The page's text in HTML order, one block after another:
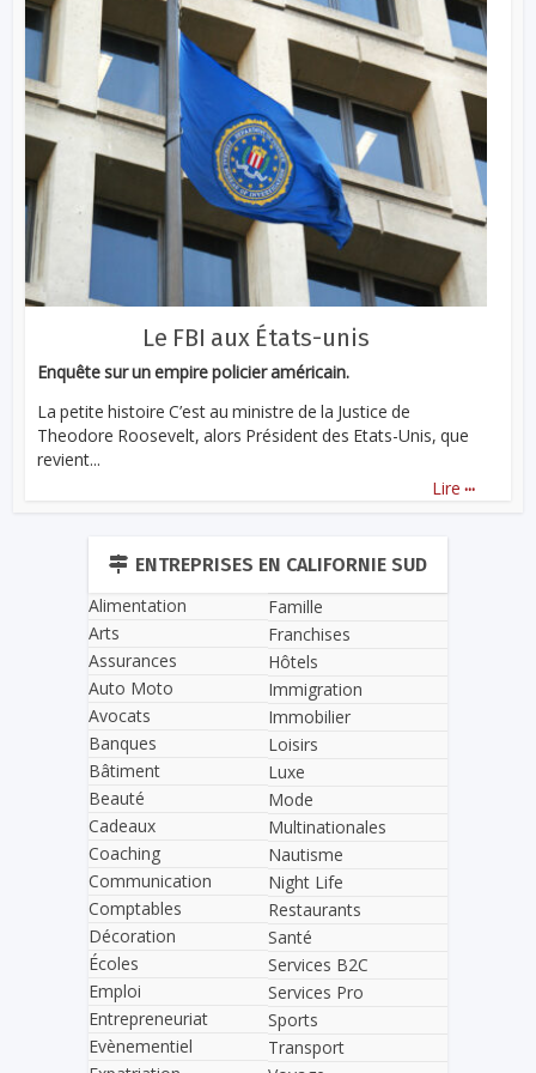
Le FBI aux États-unis
Enquête sur un empire policier américain.
La petite histoire C’est au ministre de la Justice de
Theodore Roosevelt, alors Président des Etats-Unis, que
revient...
Lire ...
ENTREPRISES EN CALIFORNIE SUD
Alimentation
Arts
Assurances
Auto Moto
Avocats
Banques
Bâtiment
Beauté
Cadeaux
Coaching
Communication
Comptables
Décoration
Écoles
Emploi
Entrepreneuriat
Evènementiel
Famille
Franchises
Hôtels
Immigration
Immobilier
Loisirs
Luxe
Mode
Multinationales
Nautisme
Night Life
Restaurants
Santé
Services B2C
Services Pro
Sports
Transport